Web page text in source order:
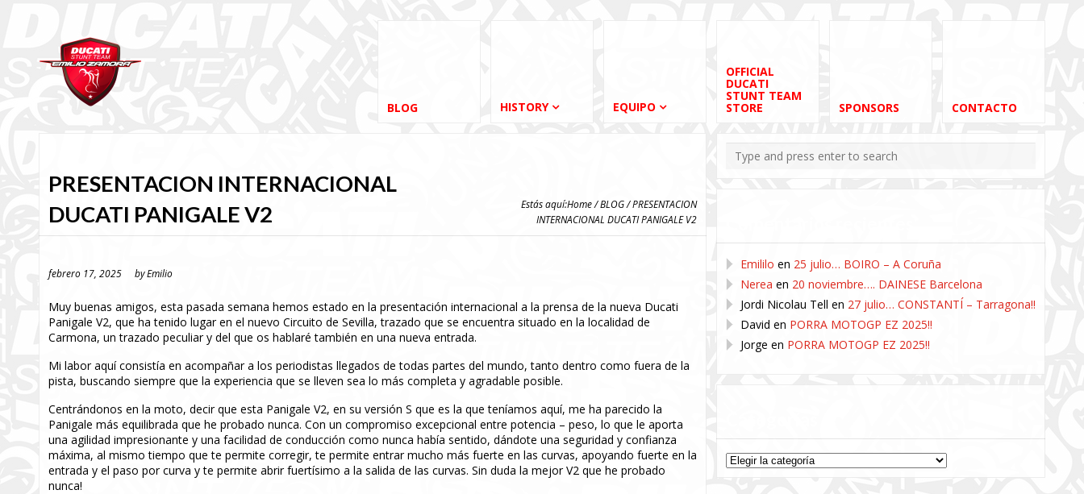
BLOG HISTORY EQUIPO
OFFICIAL
DUCATI
STUNT TEAM
STORE SPONSORS CONTACTO
PRESENTACION INTERNACIONAL
DUCATI PANIGALE V2
Estás aquí:Home/BLOG/ PRESENTACION
INTERNACIONAL DUCATI PANIGALE V2
febrero 17, 2025 byEmilio
Muy buenas amigos, esta pasada semana hemos estado en la presentación internacional a la prensa de la nueva Ducati
Panigale V2, que ha tenido lugar en el nuevo Circuito de Sevilla, trazado que se encuentra situado en la localidad de
Carmona, un trazado peculiar y del que os hablaré también en una nueva entrada.
Mi labor aquí consistía en acompañar a los periodistas llegados de todas partes del mundo, tanto dentro como fuera de la
pista, buscando siempre que la experiencia que se lleven sea lo más completa y agradable posible.
Centrándonos en la moto, decir que esta Panigale V2, en su versión S que es la que teníamos aquí, me ha parecido la
Panigale más equilibrada que he probado nunca. Con un compromiso excepcional entre potencia – peso, lo que le aporta
una agilidad impresionante y una facilidad de conducción como nunca había sentido, dándote una seguridad y confianza
máxima, al mismo tiempo que te permite corregir, te permite entrar mucho más fuerte en las curvas, apoyando fuerte en la
entrada y el paso por curva y te permite abrir fuertísimo a la salida de las curvas. Sin duda la mejor V2 que he probado
nunca!
Emililo en 25 julio… BOIRO – A Coruña
Nerea en 20 noviembre…. DAINESE Barcelona
Jordi Nicolau Tell en 27 julio… CONSTANTÍ – Tarragona!!
David en PORRA MOTOGP EZ 2025!!
Jorge en PORRA MOTOGP EZ 2025!!
Categorías